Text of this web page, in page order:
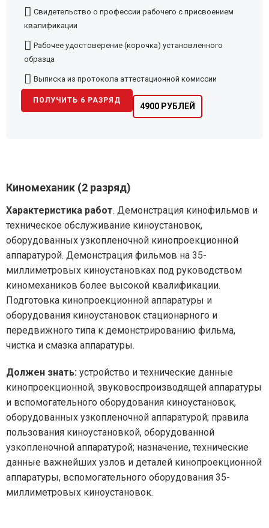
Свидетельство о профессии рабочего с присвоением
квалификации
Рабочее удостоверение (корочка) установленного
образца
Выписка из протокола аттестационной комиссии
4900 РУБЛЕЙ
ПОЛУЧИТЬ 6 РАЗРЯД
Киномеханик (2 разряд)
Характеристика работ. Демонстрация кинофильмов и
техническое обслуживание киноустановок,
оборудованных узкопленочной кинопроекционной
аппаратурой. Демонстрация фильмов на 35-
миллиметровых киноустановках под руководством
киномехаников более высокой квалификации.
Подготовка кинопроекционной аппаратуры и
оборудования киноустановок стационарного и
передвижного типа к демонстрированию фильма,
чистка и смазка аппаратуры.
Должен знать: устройство и технические данные
кинопроекционной, звуковоспроизводящей аппаратуры
и вспомогательного оборудования киноустановок,
оборудованных узкопленочной аппаратурой; правила
пользования киноустановкой, оборудованной
узкопленочной аппаратурой; назначение, технические
данные важнейших узлов и деталей кинопроекционной
аппаратуры, вспомогательного оборудования 35-
миллиметровых киноустановок.